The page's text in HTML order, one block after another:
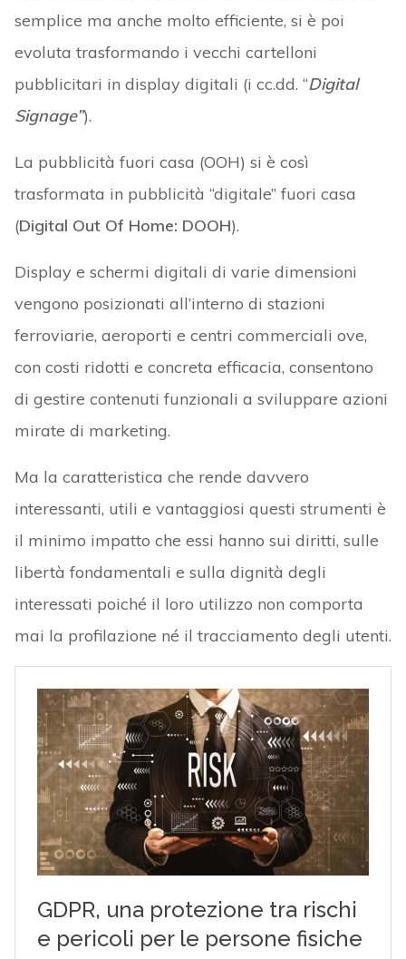
semplice ma anche molto efficiente, si è poi
evoluta trasformando i vecchi cartelloni
pubblicitari in display digitali (i cc.dd. “Digital
Signage”).
La pubblicità fuori casa (OOH) si è così
trasformata in pubblicità “digitale” fuori casa
(Digital Out Of Home: DOOH).
Display e schermi digitali di varie dimensioni
vengono posizionati all’interno di stazioni
ferroviarie, aeroporti e centri commerciali ove,
con costi ridotti e concreta efficacia, consentono
di gestire contenuti funzionali a sviluppare azioni
mirate di marketing.
Ma la caratteristica che rende davvero
interessanti, utili e vantaggiosi questi strumenti è
il minimo impatto che essi hanno sui diritti, sulle
libertà fondamentali e sulla dignità degli
interessati poiché il loro utilizzo non comporta
mai la profilazione né il tracciamento degli utenti.